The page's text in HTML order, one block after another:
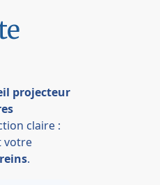
projecteur
claire :
votre
.